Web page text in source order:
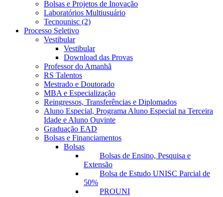
Bolsas e Projetos de Inovação
Laboratórios Multiusuário
Tecnounisc (2)
Processo Seletivo
Vestibular
Vestibular
Download das Provas
Professor do Amanhã
RS Talentos
Mestrado e Doutorado
MBA e Especialização
Reingressos, Transferências e Diplomados
Aluno Especial, Programa Aluno Especial na Terceira
Idade e Aluno Ouvinte
Graduação EAD
Bolsas e Financiamentos
Bolsas
Bolsas de Ensino, Pesquisa e
Extensão
Bolsa de Estudo UNISC Parcial de
50%
PROUNI